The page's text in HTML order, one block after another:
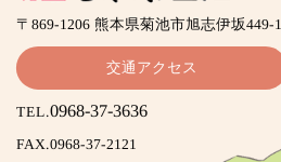
〒869-1206 熊本県菊池市旭志伊坂449-1
交通アクセス
TEL.0968-37-3636
FAX.0968-37-2121